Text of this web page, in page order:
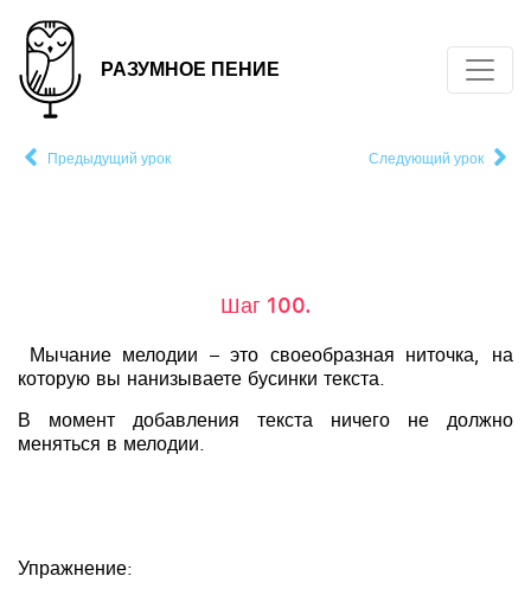
РАЗУМНОЕ ПЕНИЕ
Предыдущий урок Следующий урок
Шаг 100.
Мычание мелодии – это своеобразная ниточка, на
которую вы нанизываете бусинки текста.
В момент добавления текста ничего не должно
меняться в мелодии.
Упражнение: